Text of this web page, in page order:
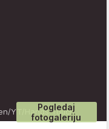
Pogledaj
fotogaleriju
YT/Hands Touch